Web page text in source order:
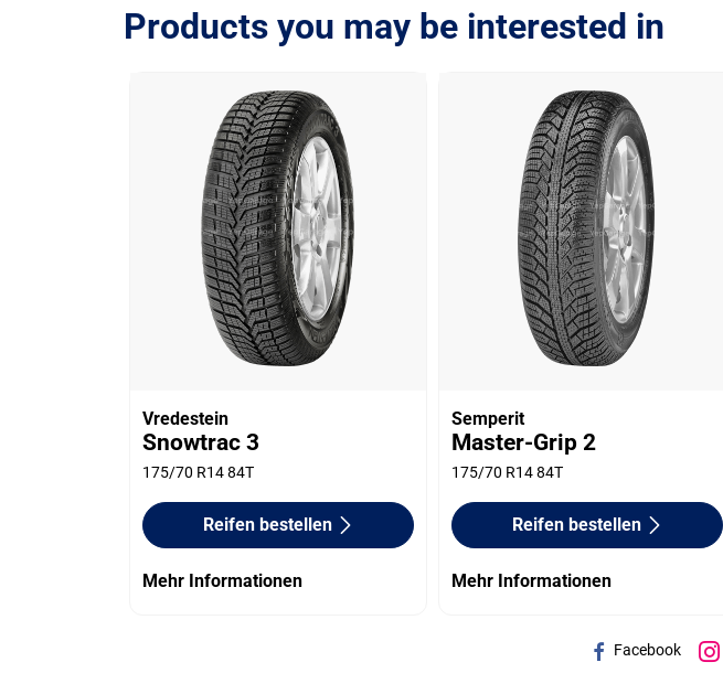
Products you may be interested in
Vredestein
Snowtrac 3
175/70 R14 84T
Reifen bestellen
Mehr Informationen
Semperit
Master-Grip 2
175/70 R14 84T
Reifen bestellen
Mehr Informationen
Facebook